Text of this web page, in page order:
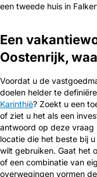
een tweede huis in
Een
Oostenrijk,
Voordat u de
doelen helder te
Karinthië? Zoekt u een
of ziet u het als een
antwoord op deze
locatie die het beste bij
wilt gebruiken. Gaat het
of een combinatie van
overwegingen vormen